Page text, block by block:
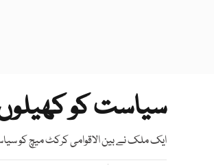
سیاست کو
ایک ملک نے بین الاقوامی کرکٹ میچ کو